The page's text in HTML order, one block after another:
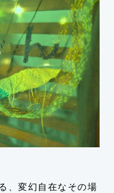
、変幻自在なその場